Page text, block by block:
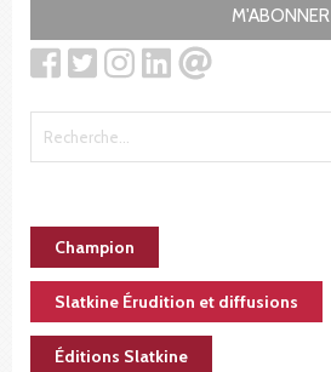
M'ABONNER
Champion
Slatkine Érudition et diffusions
Éditions Slatkine